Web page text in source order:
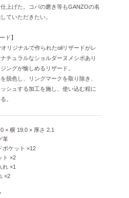
上げた。コバの磨き等もGANZOの名
ていただきたい。
ド】
リジナルで作られたoilリザードがレ
チュラルなショルダーヌメシボあり
ングが愉しめるリザード。
脱色し、リングマークを取り除き、
シュする加工を施し、使い込む程に
。
× 横 19.0 × 厚さ 2.1
革
ポケット ×12
ト ×2
れ ×1
×2